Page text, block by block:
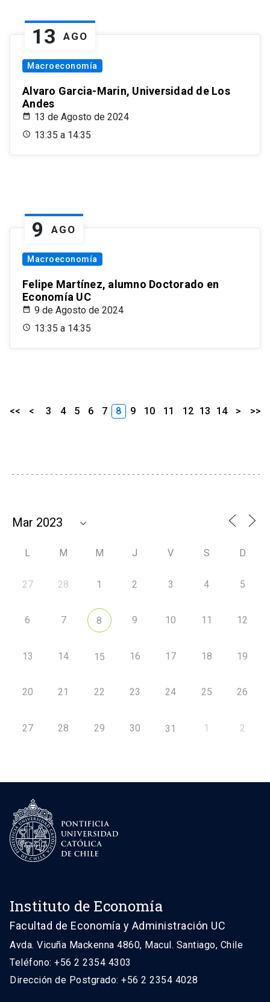
13 AGO
Macroeconomía
Alvaro Garcia-Marin, Universidad de Los
Andes
13 de Agosto de 2024
13:35 a 14:35
9 AGO
Macroeconomía
Felipe Martínez, alumno Doctorado en
Economía UC
9 de Agosto de 2024
13:35 a 14:35
<< < 3 4 5 6 7 8 9 10 11 12 13 14 > >>
L M M J V S D
27 28 1 2 3 4 5
6 7 8 9 10 11 12
13 14 15 16 17 18 19
20 21 22 23 24 25 26
27 28 29 30 31 1 2
Instituto de Economía
Facultad de Economía y Administración UC
Avda. Vicuña Mackenna 4860, Macul. Santiago, Chile
Teléfono: +56 2 2354 4303
Dirección de Postgrado: +56 2 2354 4028